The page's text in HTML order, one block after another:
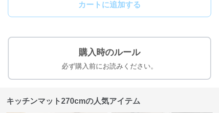
カートに追加する
購入時のルール
必ず購入前にお読みください。
キッチンマット270cmの人気アイテム